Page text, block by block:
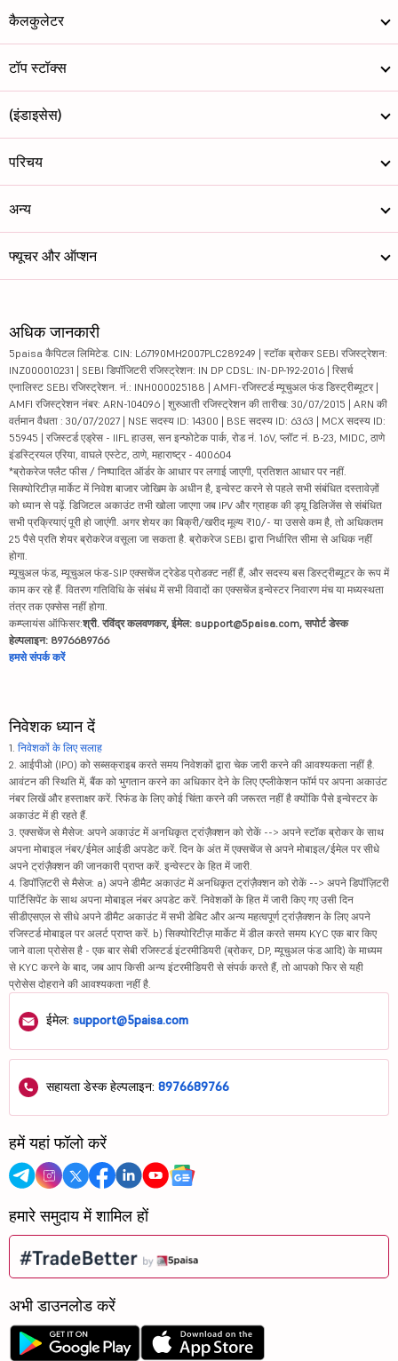
कैलकुलेटर
टॉप स्टॉक्स
(इंडाइसेस)
परिचय
अन्य
फ्यूचर और ऑप्शन
अधिक जानकारी
5paisa कैपिटल लिमिटेड. CIN: L67190MH2007PLC289249 | स्टॉक ब्रोकर SEBI रजिस्ट्रेशन:
INZ000010231 | SEBI डिपॉजिटरी रजिस्ट्रेशन: IN DP CDSL: IN-DP-192-2016 | रिसर्च
एनालिस्ट SEBI रजिस्ट्रेशन. नं.: INH000025188 | AMFI-रजिस्टर्ड म्यूचुअल फंड डिस्ट्रीब्यूटर |
AMFI रजिस्ट्रेशन नंबर: ARN-104096 | शुरुआती रजिस्ट्रेशन की तारीख: 30/07/2015 | ARN की
वर्तमान वैधता : 30/07/2027 | NSE सदस्य ID: 14300 | BSE सदस्य ID: 6363 | MCX सदस्य ID:
55945 | रजिस्टर्ड एड्रेस - IIFL हाउस, सन इन्फोटेक पार्क, रोड नं. 16V, प्लॉट नं. B-23, MIDC, ठाणे
इंडस्ट्रियल एरिया, वाघले एस्टेट, ठाणे, महाराष्ट्र - 400604
*ब्रोकरेज फ्लैट फीस / निष्पादित ऑर्डर के आधार पर लगाई जाएगी, प्रतिशत आधार पर नहीं.
सिक्योरिटीज़ मार्केट में निवेश बाजार जोखिम के अधीन है, इन्वेस्ट करने से पहले सभी संबंधित दस्तावेज़ों
को ध्यान से पढ़ें. डिजिटल अकाउंट तभी खोला जाएगा जब IPV और ग्राहक की ड्यू डिलिजेंस से संबंधित
सभी प्रक्रियाएं पूरी हो जाएंगी. अगर शेयर का बिक्री/खरीद मूल्य ₹10/- या उससे कम है, तो अधिकतम
25 पैसे प्रति शेयर ब्रोकरेज वसूला जा सकता है. ब्रोकरेज SEBI द्वारा निर्धारित सीमा से अधिक नहीं
होगा.
म्यूचुअल फंड, म्यूचुअल फंड-SIP एक्सचेंज ट्रेडेड प्रोडक्ट नहीं हैं, और सदस्य बस डिस्ट्रीब्यूटर के रूप में
काम कर रहे हैं. वितरण गतिविधि के संबंध में सभी विवादों का एक्सचेंज इन्वेस्टर निवारण मंच या मध्यस्थता
तंत्र तक एक्सेस नहीं होगा.
कम्प्लायंस ऑफिसर:श्री. रविंद्र कलवणकर, ईमेल: support@5paisa.com, सपोर्ट डेस्क
हेल्पलाइन: 8976689766
हमसे संपर्क करें
निवेशक ध्यान दें
1. निवेशकों के लिए सलाह
2. आईपीओ (IPO) को सब्सक्राइब करते समय निवेशकों द्वारा चेक जारी करने की आवश्यकता नहीं है.
आवंटन की स्थिति में, बैंक को भुगतान करने का अधिकार देने के लिए एप्लीकेशन फॉर्म पर अपना अकाउंट
नंबर लिखें और हस्ताक्षर करें. रिफंड के लिए कोई चिंता करने की जरूरत नहीं है क्योंकि पैसे इन्वेस्टर के
अकाउंट में ही रहते हैं.
3. एक्सचेंज से मैसेज: अपने अकाउंट में अनधिकृत ट्रांज़ैक्शन को रोकें --> अपने स्टॉक ब्रोकर के साथ
अपना मोबाइल नंबर/ईमेल आईडी अपडेट करें. दिन के अंत में एक्सचेंज से अपने मोबाइल/ईमेल पर सीधे
अपने ट्रांज़ैक्शन की जानकारी प्राप्त करें. इन्वेस्टर के हित में जारी.
4. डिपॉज़िटरी से मैसेज: a) अपने डीमैट अकाउंट में अनधिकृत ट्रांज़ैक्शन को रोकें --> अपने डिपॉज़िटरी
पार्टिसिपेंट के साथ अपना मोबाइल नंबर अपडेट करें. निवेशकों के हित में जारी किए गए उसी दिन
सीडीएसएल से सीधे अपने डीमैट अकाउंट में सभी डेबिट और अन्य महत्वपूर्ण ट्रांज़ैक्शन के लिए अपने
रजिस्टर्ड मोबाइल पर अलर्ट प्राप्त करें. b) सिक्योरिटीज़ मार्केट में डील करते समय KYC एक बार किए
जाने वाला प्रोसेस है - एक बार सेबी रजिस्टर्ड इंटरमीडियरी (ब्रोकर, DP, म्यूचुअल फंड आदि) के माध्यम
से KYC करने के बाद, जब आप किसी अन्य इंटरमीडियरी से संपर्क करते हैं, तो आपको फिर से यही
प्रोसेस दोहराने की आवश्यकता नहीं है.
ईमेल: support@5paisa.com
सहायता डेस्क हेल्पलाइन: 8976689766
हमें यहां फॉलो करें
हमारे समुदाय में शामिल हों
अभी डाउनलोड करें